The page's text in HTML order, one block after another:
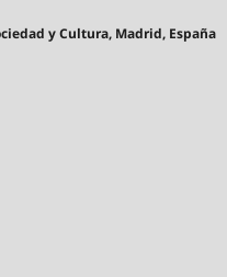
y Cultura, Madrid, España